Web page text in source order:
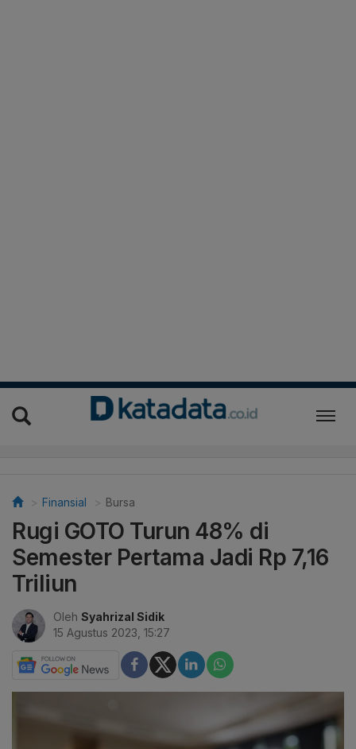
Finansial Bursa
Rugi GOTO Turun 48% di
Semester Pertama Jadi Rp 7,16
Triliun
Oleh Syahrizal Sidik
15 Agustus 2023, 15:27